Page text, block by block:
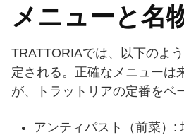
メニューと名
TRATTORIAでは、以下のよ
定される。正確なメニューは
が、トラットリアの定番をベ
アンティパスト（前菜）: